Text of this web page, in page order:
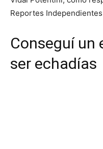
Reportes Independientes
Conseguí un
ser echadías